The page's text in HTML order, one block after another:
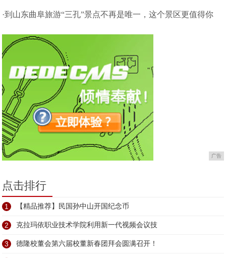
·到山东曲阜旅游“三孔”景点不再是唯一，这个景区更值得你
来
广告
点击排行
1 【精品推荐】民国孙中山开国纪念币
2 克拉玛依职业技术学院利用新一代视频会议技
3 德隆校董会第六届校董新春团拜会圆满召开！